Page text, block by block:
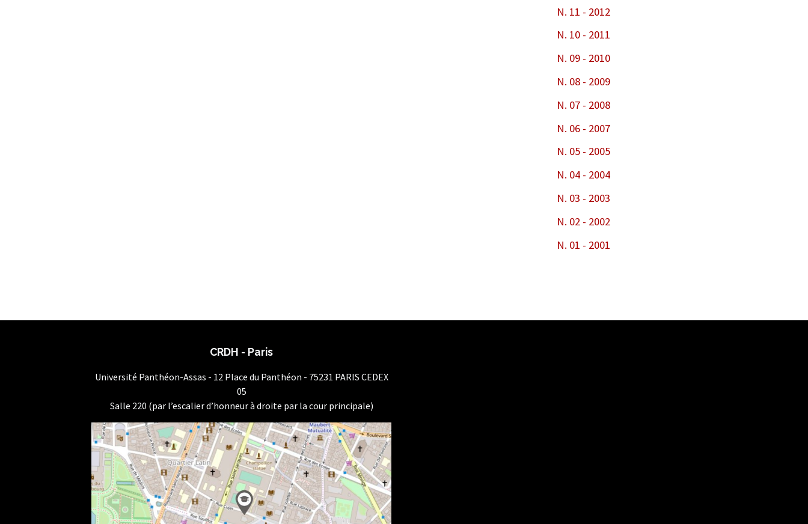
N. 11 - 2012
N. 10 - 2011
N. 09 - 2010
N. 08 - 2009
N. 07 - 2008
N. 06 - 2007
N. 05 - 2005
N. 04 - 2004
N. 03 - 2003
N. 02 - 2002
N. 01 - 2001
CRDH - Paris
Université Panthéon-Assas - 12 Place du Panthéon - 75231 PARIS CEDEX
05
Salle 220 (par l’escalier d’honneur à droite par la cour principale)